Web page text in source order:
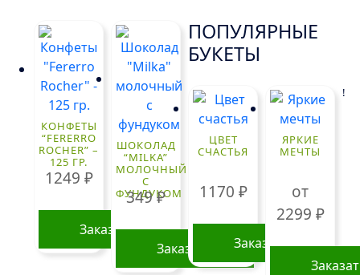
КОНФЕТЫ
“FERERRO
ROCHER” –
125 ГР.
1249 ₽
Заказать
ШОКОЛАД
“MILKA”
МОЛОЧНЫЙ
С
ФУНДУКОМ
349₽
Заказать
ПОПУЛЯРНЫЕ
БУКЕТЫ
ЦВЕТ
СЧАСТЬЯ
1170 ₽
Заказать
ЯРКИЕ
МЕЧТЫ
от
2299 ₽
!